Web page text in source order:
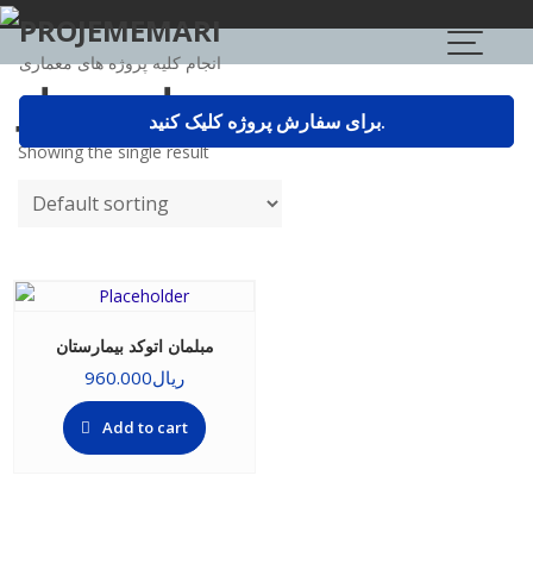
Skip
content
PROJEMEMARI
انجام کلیه پروژه های معماری
برای سفارش پروژه کلیک کنید. طرح چهار
Showing the single result
مبلمان اتوکد بیمارستان
ریال960.000
Add to cart